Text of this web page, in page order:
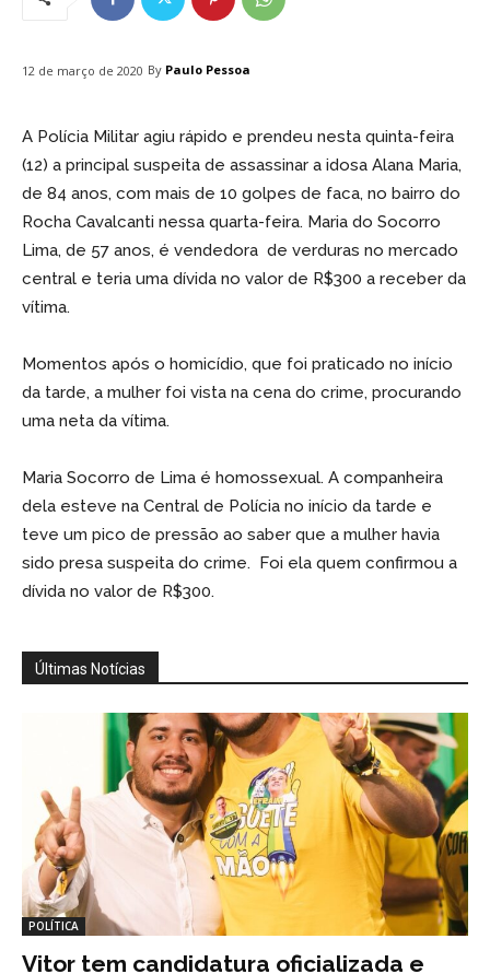
12 de março de 2020 By Paulo Pessoa
A Polícia Militar agiu rápido e prendeu nesta quinta-feira
(12) a principal suspeita de assassinar a idosa Alana Maria,
de 84 anos, com mais de 10 golpes de faca, no bairro do
Rocha Cavalcanti nessa quarta-feira. Maria do Socorro
Lima, de 57 anos, é vendedora de verduras no mercado
central e teria uma dívida no valor de R$300 a receber da
vítima.
Momentos após o homicídio, que foi praticado no início
da tarde, a mulher foi vista na cena do crime, procurando
uma neta da vítima.
Maria Socorro de Lima é homossexual. A companheira
dela esteve na Central de Polícia no início da tarde e
teve um pico de pressão ao saber que a mulher havia
sido presa suspeita do crime. Foi ela quem confirmou a
dívida no valor de R$300.
Últimas Notícias
POLÍTICA
Vitor tem candidatura oficializada e